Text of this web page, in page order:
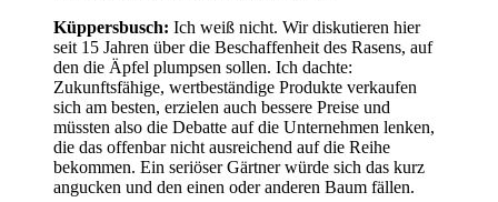
Küppersbusch: Ich weiß nicht. Wir diskutieren hier
seit 15 Jahren über die Beschaffenheit des Rasens, auf
den die Äpfel plumpsen sollen. Ich dachte:
Zukunftsfähige, wertbeständige Produkte verkaufen
sich am besten, erzielen auch bessere Preise und
müssten also die Debatte auf die Unternehmen lenken,
die das offenbar nicht ausreichend auf die Reihe
bekommen. Ein seriöser Gärtner würde sich das kurz
angucken und den einen oder anderen Baum fällen.